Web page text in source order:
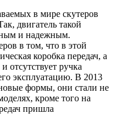
в мире скутеров
двигатель такой
и надежным.
в том, что в этой
коробка передач, а
отсутствует ручка
эксплуатацию. В 2013
формы, они стали не
кроме того на
пришла